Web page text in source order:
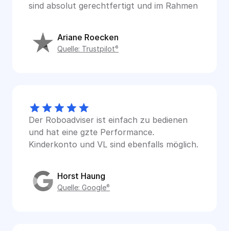
sind absolut gerechtfertigt und im Rahmen
Ariane Roecken
Quelle: Trustpilot⁶
Der Roboadviser ist einfach zu bedienen
und hat eine gzte Performance.
Kinderkonto und VL sind ebenfalls möglich.
Horst Haung
Quelle: Google⁶